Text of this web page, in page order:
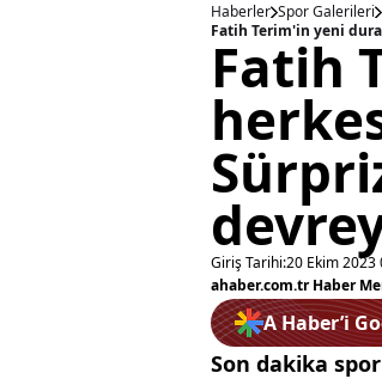
Haberler Spor Galerileri
Fatih Terim'in yeni
Fatih
Giriş Tarihi:20 Ekim 2023
ahaber.com.tr Haber
A Haber’i
Son dakika